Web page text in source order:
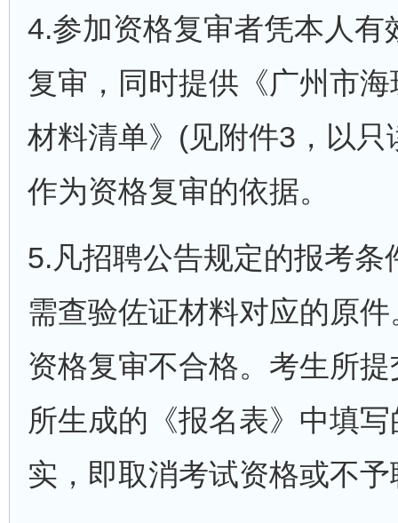
4.参加资格复审者凭本人
复审，同时提供《广州市
材料清单》(见附件3，以
作为资格复审的依据。
5.凡招聘公告规定的报考
需查验佐证材料对应的原
资格复审不合格。考生所
所生成的《报名表》中填
实，即取消考试资格或不